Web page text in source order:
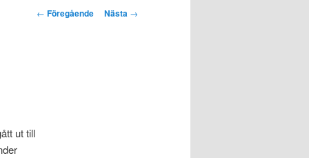
Inläggsnavigering
← Föregående Nästa →
ut till